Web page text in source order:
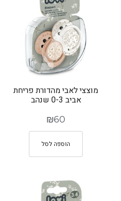
מוצצי לאבי מהדורת פריחת
אביב 0-3 שנהב
₪60
הוספה לסל